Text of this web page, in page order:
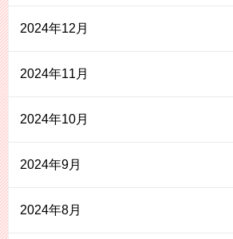
2024年12月
2024年11月
2024年10月
2024年9月
2024年8月